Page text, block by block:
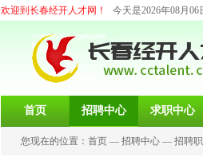
欢迎到长春经开人才网！ 今天是2026年08月06
首页 招聘中心 求职中心
您现在的位置： 首页 — 招聘中心 — 招聘